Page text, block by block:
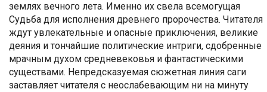
землях вечного лета. Именно их свела всемогущая
Судьба для исполнения древнего пророчества. Читателя
ждут увлекательные и опасные приключения, великие
деяния и тончайшие политические интриги, сдобренные
мрачным духом средневековья и фантастическими
существами. Непредсказуемая сюжетная линия саги
заставляет читателя с неослабевающим ни на минуту